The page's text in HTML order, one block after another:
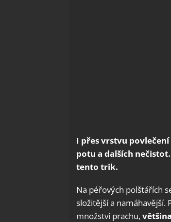
I přes vrstvu
potu a dalších
tento trik.
Na péřových polštářích
složitější a namáhavější.
množství prachu,